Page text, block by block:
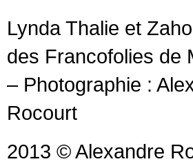
Lynda Thalie et
des Francofolies de
– Photographie :
Rocourt
2013 © Alexandre